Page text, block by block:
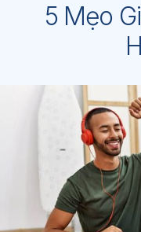
5 Mẹo